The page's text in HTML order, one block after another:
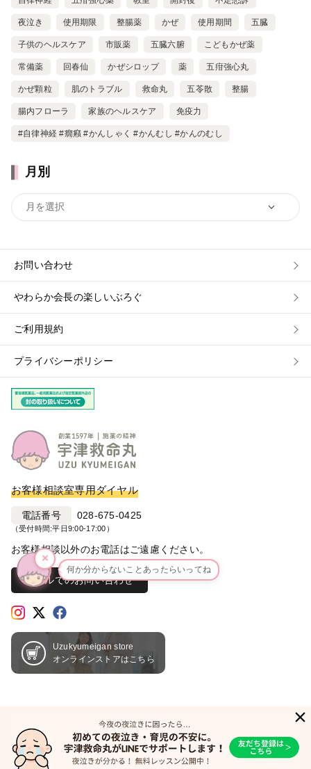
夜泣き 使用期限 整腸薬 かぜ 使用期間 五臓
子供のヘルスケア 市販薬 五臓六腑 こどもかぜ薬
常備薬 回春仙 かぜシロップ 薬 五疳強心丸
かぜ顆粒 肌のトラブル 救命丸 五苓散 整腸
腸内フローラ 家族のヘルスケア 免疫力
#自律神経 #癇癪 #かんしゃく #かんむし #かんのむし
月別
お客様相談室専用ダイヤル
電話番号 028-675-0425
（受付時間:平日9:00-17:00）
お客様相談以外のお電話はご遠慮ください。
Uzukyumeigan store
オンラインストアはこちら
メールでのお問い合わせ
お問い合わせ
やわらか会長の楽しいぶろぐ
ご利用規約
プライバシーポリシー
×
何か分からないことあったらいってね